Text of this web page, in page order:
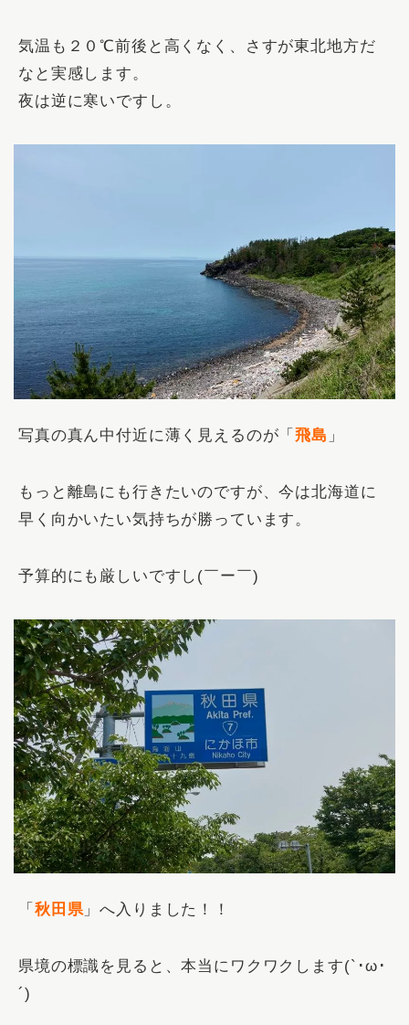
気温も２０℃前後と高くなく、さすが東北地方だ
なと実感します。
夜は逆に寒いですし。
写真の真ん中付近に薄く見えるのが「飛島 」
もっと離島にも行きたいのですが、今は北海道に
早く向かいたい気持ちが勝っています。
予算的にも厳しいですし(￣ー￣)
「 秋田県」へ入りました！！
県境の標識を見ると、本当にワクワクします(`･ω･
´)